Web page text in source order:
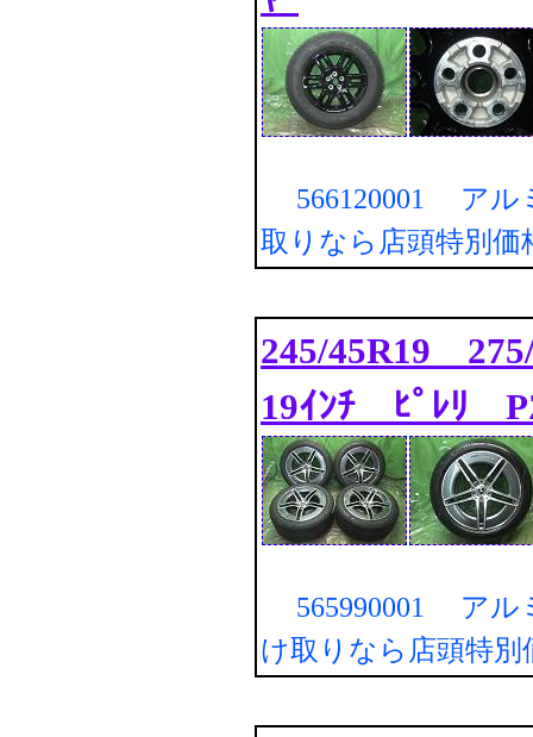
566120001 アル
取りなら店頭特別価
245/45R19
19ｲﾝﾁ ﾋﾟﾚﾘ
565990001 アル
け取りなら店頭特別